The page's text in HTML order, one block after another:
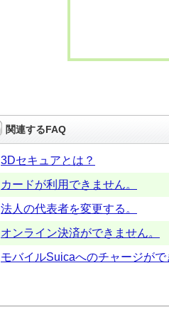
関連するFAQ
3Dセキュアとは？
カードが利用できません。
法人の代表者を変更する。
オンライン決済ができません。
モバイルSuicaへのチャージがで